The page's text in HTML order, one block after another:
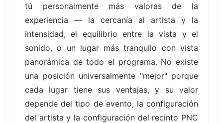
tú personalmente más valoras de la
experiencia — la cercanía al artista y la
intensidad, el equilibrio entre la vista y el
sonido, o un lugar más tranquilo con vista
panorámica de todo el programa. No existe
una posición universalmente "mejor" porque
cada lugar tiene sus ventajas, y su valor
depende del tipo de evento, la configuración
del artista y la configuración del recinto PNC